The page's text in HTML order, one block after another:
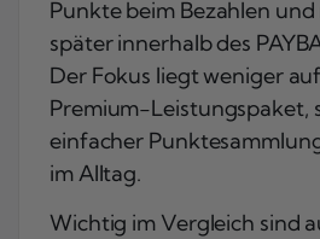
Punkte beim Bezahlen
später innerhalb des
Der Fokus liegt weniger
Premium-Leistungspaket,
einfacher
im Alltag.
Wichtig im Vergleich sind